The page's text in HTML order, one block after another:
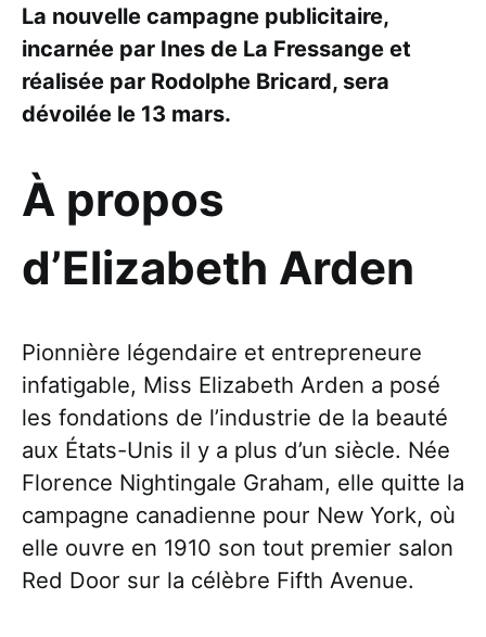
La nouvelle campagne publicitaire,
incarnée par Ines de La Fressange et
réalisée par Rodolphe Bricard, sera
dévoilée le 13 mars.
À propos
d’Elizabeth Arden
Pionnière légendaire et entrepreneure
infatigable, Miss Elizabeth Arden a posé
les fondations de l’industrie de la beauté
aux États-Unis il y a plus d’un siècle. Née
Florence Nightingale Graham, elle quitte la
campagne canadienne pour New York, où
elle ouvre en 1910 son tout premier salon
Red Door sur la célèbre Fifth Avenue.